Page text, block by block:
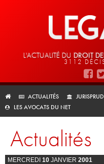
L'ACTUALITÉ DU DROIT
3112
ACTUALITÉS
LES AVOCATS DU NET
Actualités
MERCREDI 10 JANVIER 2001